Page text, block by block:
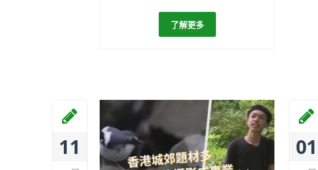
了解更多
11 01